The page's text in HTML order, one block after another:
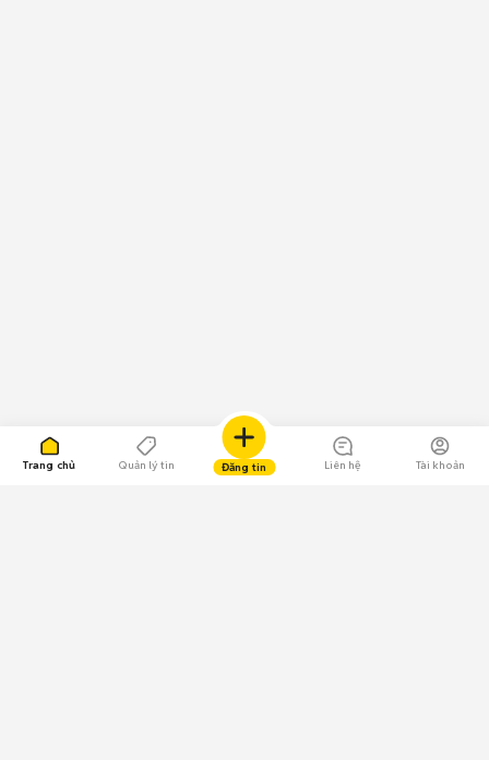
Trang chủ Quản lý tin Đăng tin Liên hệ Tài khoản